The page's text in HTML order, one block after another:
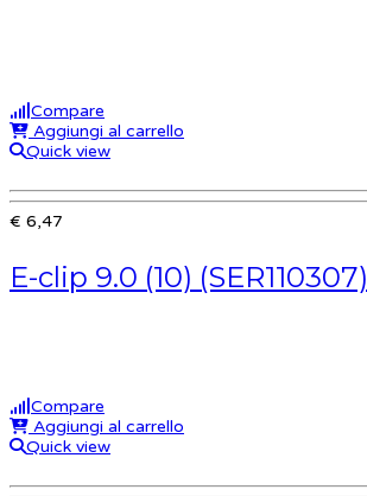
Compare
Aggiungi al carrello
Quick view
€ 6,47
E-clip 9.0 (10) (SER110307)
Compare
Aggiungi al carrello
Quick view